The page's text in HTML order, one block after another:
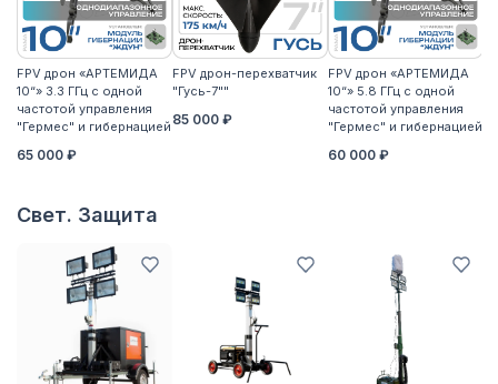
FPV дрон «АРТЕМИДА
10“» 3.3 ГГц с одной
частотой управления
"Гермес" и гибернацией
65 000 ₽
FPV дрон-перехватчик
"Гусь-7""
85 000 ₽
FPV дрон «АРТЕМИДА
10“» 5.8 ГГц с одной
частотой управления
"Гермес" и гибернацией
60 000 ₽
Свет. Защита